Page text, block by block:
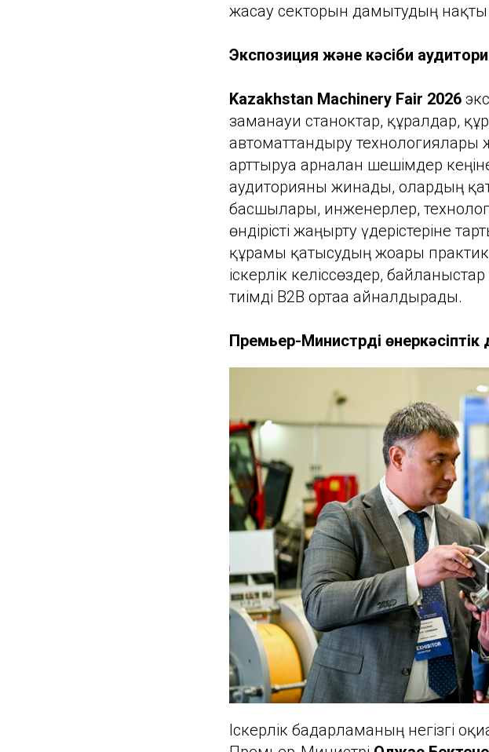
жасау секторын дамытудың
Экспозиция және кәсіби
Kazakhstan Machinery Fair 2026
заманауи станоктар, құралдар,
автоматтандыру технологиялары
арттыруға арналған шешімдер
аудиторияны жинады, олардың
басшылары, инженерлер,
өндірісті жаңғырту үдерістеріне
құрамы қатысудың жоғары
іскерлік келіссөздер,
тиімді B2B ортаға айналдырады.
Премьер-Министрдің өнеркәсіптік
Іскерлік бағдарламаның негізгі